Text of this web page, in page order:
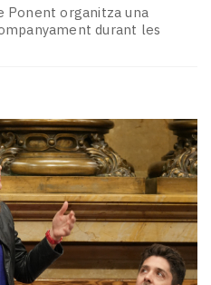
Ponent organitza una
durant les